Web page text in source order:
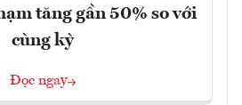
tăng gần 50% so với
cùng kỳ
Đọc ngay